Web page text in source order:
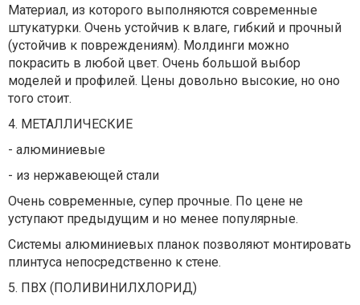
Материал, из которого выполняются современные
штукатурки. Очень устойчив к влаге, гибкий и прочный
(устойчив к повреждениям). Молдинги можно
покрасить в любой цвет. Очень большой выбор
моделей и профилей. Цены довольно высокие, но оно
того стоит.
4. МЕТАЛЛИЧЕСКИЕ
- алюминиевые
- из нержавеющей стали
Очень современные, супер прочные. По цене не
уступают предыдущим и но менее популярные.
Системы алюминиевых планок позволяют монтировать
плинтуса непосредственно к стене.
5. ПВХ (ПОЛИВИНИЛХЛОРИД)